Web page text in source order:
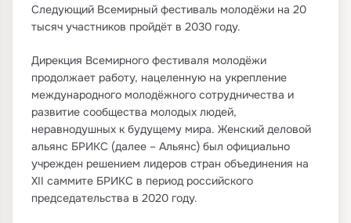
Следующий Всемирный фестиваль молодёжи на 20
тысяч участников пройдёт в 2030 году.
Дирекция Всемирного фестиваля молодёжи
продолжает работу, нацеленную на укрепление
международного молодёжного сотрудничества и
развитие сообщества молодых людей,
неравнодушных к будущему мира. Женский деловой
альянс БРИКС (далее – Альянс) был официально
учрежден решением лидеров стран объединения на
XII саммите БРИКС в период российского
председательства в 2020 году.